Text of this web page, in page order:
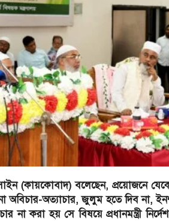
(কায়কোবাদ) বলেছেন, প্রয়োজনে
অত্যাচার, জুলুম হতে দিব না,
করা হয় সে বিষয়ে প্রধানমন্ত্রী নির্দেশ